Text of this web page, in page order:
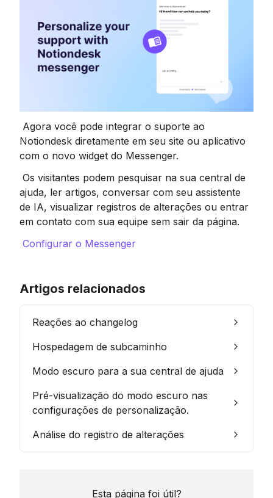
Notiondesk diretamente em seu site ou aplicativo
com o novo widget do Messenger.
ajuda, ler artigos, conversar com seu assistente
de IA, visualizar registros de alterações ou entrar
em contato com sua equipe sem sair da página.
Configurar o Messenger
Artigos relacionados
Reações ao changelog
Hospedagem de subcaminho
Modo escuro para a sua central de ajuda
Pré-visualização do modo escuro nas
configurações de personalização.
Análise do registro de alterações
Esta página foi útil?